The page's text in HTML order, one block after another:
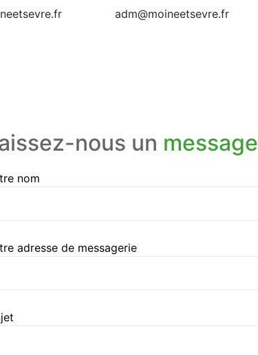
adm@moineetsevre.fr
nous un message
nom
adresse de messagerie